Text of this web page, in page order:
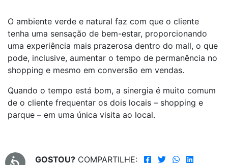
O ambiente verde e natural faz com que o cliente
tenha uma sensação de bem-estar, proporcionando
uma experiência mais prazerosa dentro do mall, o que
pode, inclusive, aumentar o tempo de permanência no
shopping e mesmo em conversão em vendas.
Quando o tempo está bom, a sinergia é muito comum
de o cliente frequentar os dois locais – shopping e
parque – em uma única visita ao local.
GOSTOU?COMPARTILHE: